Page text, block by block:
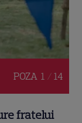
POZA 1 / 14
fratelui